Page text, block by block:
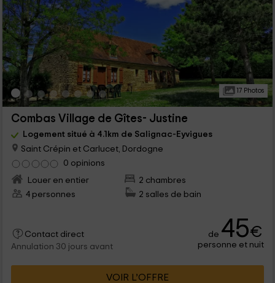
17 Photos
Combas Village de Gîtes- Justine
Logement situé à 4.1km de Salignac-Eyvigues
Saint Crépin et Carlucet, Dordogne
0 opinions
Louer en entier
2 chambres
4 personnes
2 salles de bain
Contact direct
Annulation 30 jours avant
de 45€
personne et nuit
VOIR L’OFFRE